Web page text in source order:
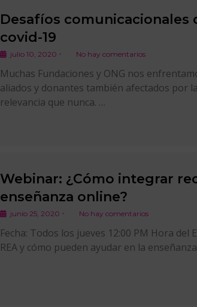
Desafíos comunicacionales
covid-19
julio 10, 2020 No hay comentarios
Muchas Fundaciones y ONG nos
aliados y donantes también afectados por
relevancia que nunca. …
Webinar: ¿Cómo integrar
enseñanza online?
junio 25, 2020 No hay comentarios
Fecha: Todos los jueves 12:00 PM Hora del
REA y cómo pueden ayudar en la